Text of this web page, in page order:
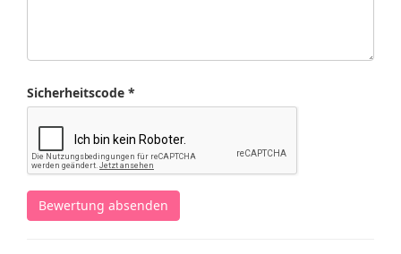
Sicherheitscode *
Bewertung absenden